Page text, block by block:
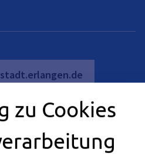
09131 86-2587
zu Cookies